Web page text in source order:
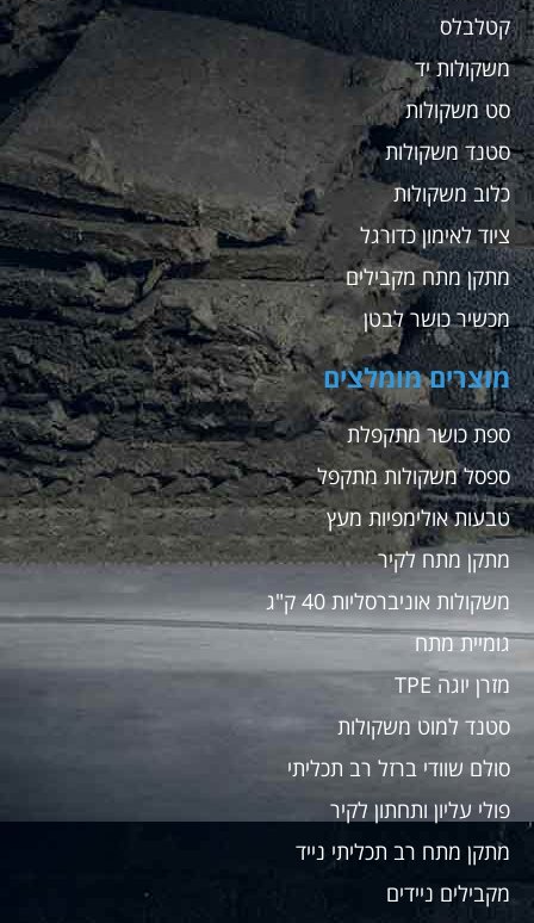
קטלבלס
משקולות יד
סט משקולות
סטנד משקולות
כלוב משקולות
ציוד לאימון כדורגל
מתקן מתח מקבילים
מכשיר כושר לבטן
מוצרים מומלצים
ספת כושר מתקפלת
ספסל משקולות מתקפל
טבעות אולימפיות מעץ
מתקן מתח לקיר
משקולות אוניברסליות 40 ק"ג
גומיית מתח
מזרן יוגה TPE
סטנד למוט משקולות
סולם שוודי ברזל רב תכליתי
פולי עליון ותחתון לקיר
מתקן מתח רב תכליתי נייד
מקבילים ניידים